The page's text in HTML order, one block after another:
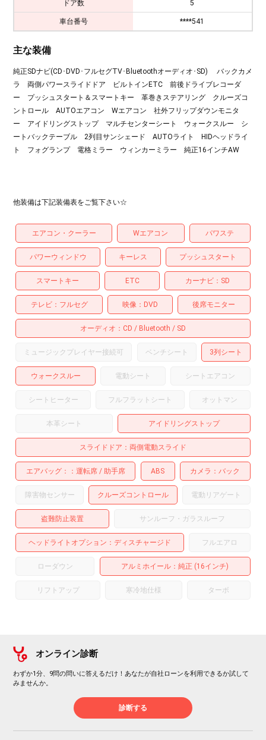
ドア数 5
車台番号 ****541
主な装備
純正SDナビ(CD･DVD･フルセグTV･Bluetoothオーディオ･SD) バックカメ
ラ 両側パワースライドドア ビルトインETC 前後ドライブレコーダ
ー プッシュスタート＆スマートキー 革巻きステアリング クルーズコ
ントロール AUTOエアコン Wエアコン 社外フリップダウンモニタ
ー アイドリングストップ マルチセンターシート ウォークスルー シ
ートバックテーブル 2列目サンシェード AUTOライト HIDヘッドライ
ト フォグランプ 電格ミラー ウィンカーミラー 純正16インチAW
他装備は下記装備表をご覧下さい☆
エアコン・クーラー Wエアコン パワステ
パワーウィンドウ キーレス プッシュスタート
スマートキー ETC カーナビ SD
テレビ フルセグ 映像 DVD 後席モニター
オーディオ CD Bluetooth SD
ミュージックプレイヤー接続可 ベンチシート 3列シート
ウォークスルー 電動シート シートエアコン
シートヒーター フルフラットシート オットマン
本革シート アイドリングストップ
スライドドア 両側電動スライド
エアバッグ： 運転席 助手席 ABS カメラ バック
障害物センサー クルーズコントロール 電動リアゲート
盗難防止装置 サンルーフ・ガラスルーフ
ヘッドライトオプション ディスチャージド フルエアロ
ローダウン アルミホイール ：純正 (16インチ)
リフトアップ 寒冷地仕様 ターボ
オンライン診断
わずか1分、9問の問いに答えるだけ！あなたが自社ローンを利用できるか試して
みませんか。
診断する